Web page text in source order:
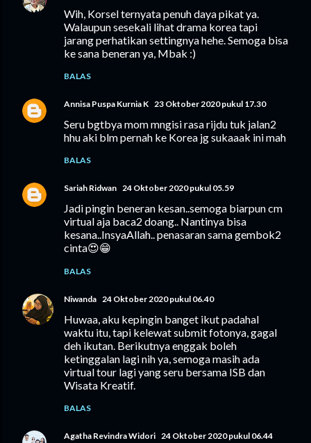
Wih, Korsel ternyata penuh daya pikat ya.
Walaupun sesekali lihat drama korea tapi
jarang perhatikan settingnya hehe. Semoga bisa
ke sana beneran ya, Mbak :)
BALAS
Annisa Puspa Kurnia K 23 Oktober 2020 pukul 17.30
Seru bgtbya mom mngisi rasa rijdu tuk jalan2
hhu aki blm pernah ke Korea jg sukaaak ini mah
BALAS
Sariah Ridwan 24 Oktober 2020 pukul 05.59
Jadi pingin beneran kesan..semoga biarpun cm
virtual aja baca2 doang.. Nantinya bisa
kesana..InsyaAllah.. penasaran sama gembok2
cinta😍😁
BALAS
Niwanda 24 Oktober 2020 pukul 06.40
Huwaa, aku kepingin banget ikut padahal
waktu itu, tapi kelewat submit fotonya, gagal
deh ikutan. Berikutnya enggak boleh
ketinggalan lagi nih ya, semoga masih ada
virtual tour lagi yang seru bersama ISB dan
Wisata Kreatif.
BALAS
Agatha Revindra Widori 24 Oktober 2020 pukul 06.44